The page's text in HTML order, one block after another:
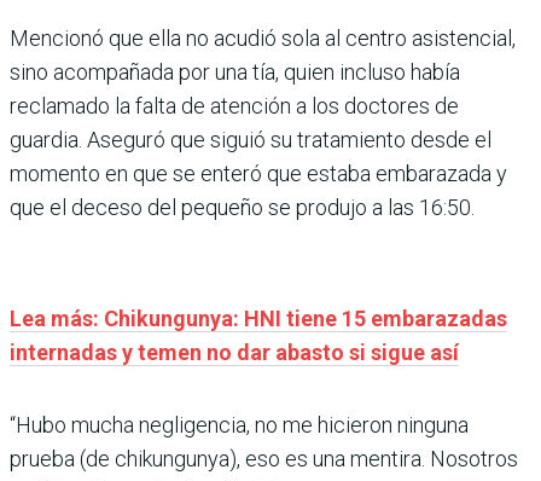
Mencionó que ella no acudió sola al centro asistencial,
sino acompañada por una tía, quien incluso había
reclamado la falta de atención a los doctores de
guardia. Aseguró que siguió su tratamiento desde el
momento en que se enteró que estaba embarazada y
que el deceso del pequeño se produjo a las 16:50.
Lea más: Chikungunya: HNI tiene 15 embarazadas
internadas y temen no dar abasto si sigue así
“Hubo mucha negligencia, no me hicieron ninguna
prueba (de chikungunya), eso es una mentira. Nosotros